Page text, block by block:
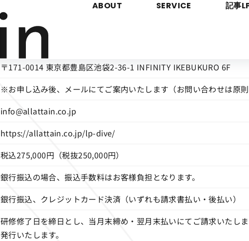
ABOUT SERVICE 記事
株式会社allattain
川口 浩毅
〒171-0014 東京都豊島区池袋2-36-1 INFINITY IKEBUKURO 6F
※お申し込み後、メールにてご案内いたします（お問い合わせは原則
info@allattain.co.jp
https://allattain.co.jp/lp-dive/
税込275,000円（税抜250,000円）
銀行振込の場合、振込手数料はお客様負担となります。
銀行振込、クレジットカード決済（いずれも請求書払い・後払い）
研修修了日を締日とし、当月末締め・翌月末払いにてご請求いたし
発行いたします。